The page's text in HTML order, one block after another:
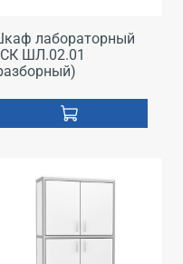
лабораторный
ШЛ.02.01